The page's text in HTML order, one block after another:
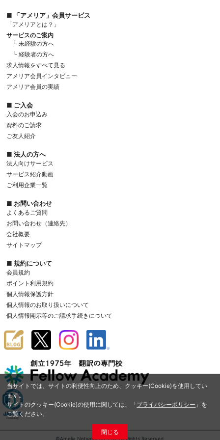
当サイトでは、サイトの利便性向上のため、クッキー(Cookie)を使用してい
ます。
サイトのクッキー(Cookie)の使用に関しては、「プライバシーポリシー 」を
ご覧ください。
閉じる
■ 「アメリア」会員サービス
「アメリアとは？」
サービスのご案内
└ 未経験の方へ
└ 経験者の方へ
求人情報をすべて見る
アメリア会員インタビュー
アメリア会員の実績
■ ご入会
入会のお申込み
資料のご請求
ご友人紹介
■ 法人の方へ
法人向けサービス
サービス紹介動画
ご利用企業一覧
■ お問い合わせ
よくあるご質問
お問い合わせ（連絡先）
会社概要
サイトマップ
■ 規約について
会員規約
ポイント利用規約
個人情報保護方針
個人情報のお取り扱いについて
個人情報開示等のご請求手続きについて
©Amelia Network Co.,Ltd. All Rights Reserved.